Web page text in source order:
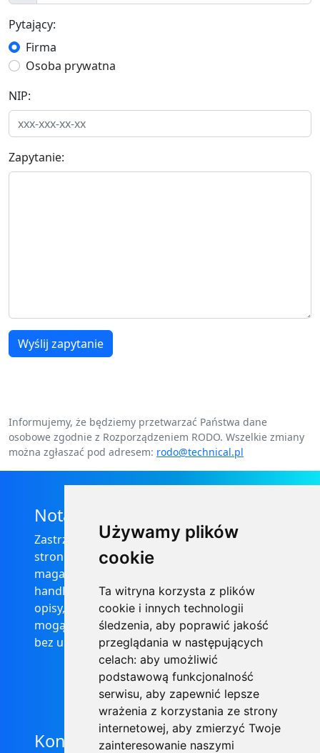
Używamy plików
cookie
Ta witryna korzysta z plików
cookie i innych technologii
śledzenia, aby poprawić jakość
przeglądania w następujących
celach: aby umożliwić
podstawową funkcjonalność
serwisu, aby zapewnić lepsze
wrażenia z korzystania ze strony
internetowej, aby zmierzyć Twoje
zainteresowanie naszymi
Pytający:
Firma
Osoba prywatna
NIP:
Zapytanie:
Wyślij zapytanie
Informujemy, że będziemy przetwarzać Państwa dane
osobowe zgodnie z Rozporządzeniem RODO. Wszelkie zmiany
można zgłaszać pod adresem: rodo@technical.pl
Nota prawna
Zastrzega się, że informacje zamieszczone na
stronie internetowej https://informator-
magazynowy.technical.pl/ nie stanowią oferty
handlowej w rozumieniu prawa, ponadto
opisy, dane techniczne i pozostałe informacje
mogą ulec zmianie bez podania przyczyny i
bez uprzedzenia.
Kontakt